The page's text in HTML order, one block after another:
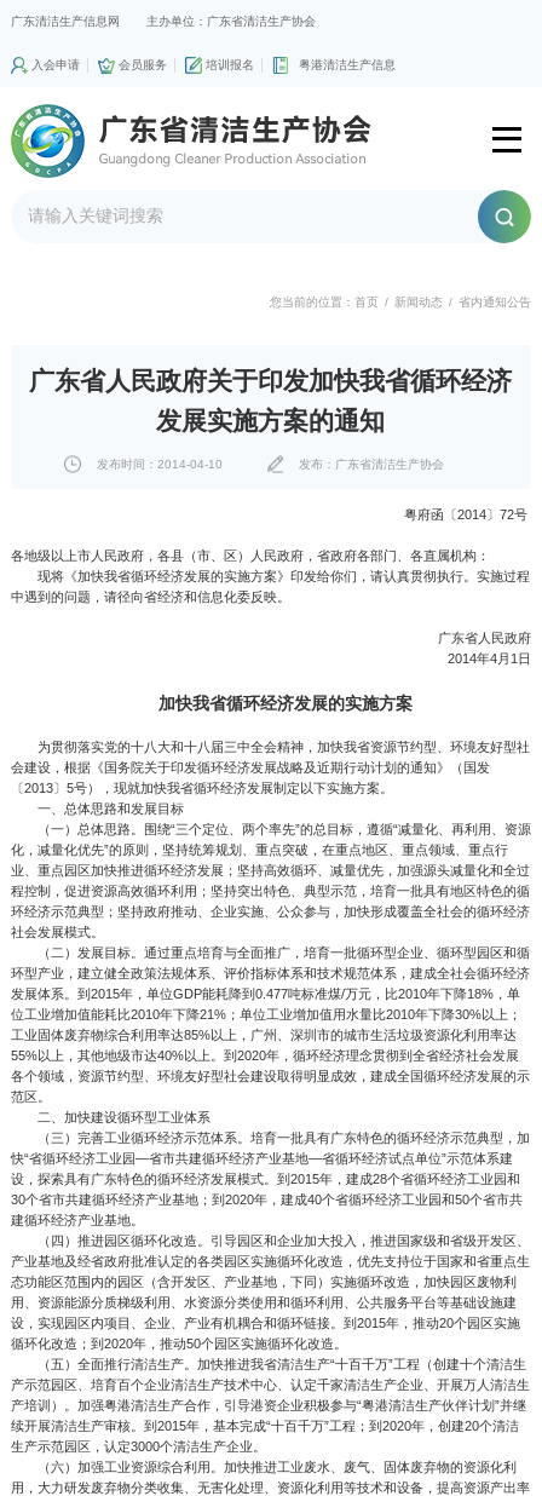
广东清洁生产信息网 主办单位：广东省清洁生产协会
入会申请 会员服务 培训报名 粤港清洁生产信息
您当前的位置：首页 / 新闻动态 / 省内通知公告
广东省人民政府关于印发加快我省循环经济
发展实施方案的通知
发布时间：2014-04-10 发布：广东省清洁生产协会
粤府函〔2014〕72号
各地级以上市人民政府，各县（市、区）人民政府，省政府各部门、各直属机构：
现将《加快我省循环经济发展的实施方案》印发给你们，请认真贯彻执行。实施过程
中遇到的问题，请径向省经济和信息化委反映。
广东省人民政府
2014年4月1日
加快我省循环经济发展的实施方案
为贯彻落实党的十八大和十八届三中全会精神，加快我省资源节约型、环境友好型社
会建设，根据《国务院关于印发循环经济发展战略及近期行动计划的通知》（国发
〔2013〕5号），现就加快我省循环经济发展制定以下实施方案。
一、总体思路和发展目标
（一）总体思路。围绕“三个定位、两个率先”的总目标，遵循“减量化、再利用、资源
化，减量化优先”的原则，坚持统筹规划、重点突破，在重点地区、重点领域、重点行
业、重点园区加快推进循环经济发展；坚持高效循环、减量优先，加强源头减量化和全过
程控制，促进资源高效循环利用；坚持突出特色、典型示范，培育一批具有地区特色的循
环经济示范典型；坚持政府推动、企业实施、公众参与，加快形成覆盖全社会的循环经济
社会发展模式。
（二）发展目标。通过重点培育与全面推广，培育一批循环型企业、循环型园区和循
环型产业，建立健全政策法规体系、评价指标体系和技术规范体系，建成全社会循环经济
发展体系。到2015年，单位GDP能耗降到0.477吨标准煤/万元，比2010年下降18%，单
位工业增加值能耗比2010年下降21%；单位工业增加值用水量比2010年下降30%以上；
工业固体废弃物综合利用率达85%以上，广州、深圳市的城市生活垃圾资源化利用率达
55%以上，其他地级市达40%以上。到2020年，循环经济理念贯彻到全省经济社会发展
各个领域，资源节约型、环境友好型社会建设取得明显成效，建成全国循环经济发展的示
范区。
二、加快建设循环型工业体系
（三）完善工业循环经济示范体系。培育一批具有广东特色的循环经济示范典型，加
快“省循环经济工业园—省市共建循环经济产业基地—省循环经济试点单位”示范体系建
设，探索具有广东特色的循环经济发展模式。到2015年，建成28个省循环经济工业园和
30个省市共建循环经济产业基地；到2020年，建成40个省循环经济工业园和50个省市共
建循环经济产业基地。
（四）推进园区循环化改造。引导园区和企业加大投入，推进国家级和省级开发区、
产业基地及经省政府批准认定的各类园区实施循环化改造，优先支持位于国家和省重点生
态功能区范围内的园区（含开发区、产业基地，下同）实施循环改造，加快园区废物利
用、资源能源分质梯级利用、水资源分类使用和循环利用、公共服务平台等基础设施建
设，实现园区内项目、企业、产业有机耦合和循环链接。到2015年，推动20个园区实施
循环化改造；到2020年，推动50个园区实施循环化改造。
（五）全面推行清洁生产。加快推进我省清洁生产“十百千万”工程（创建十个清洁生
产示范园区、培育百个企业清洁生产技术中心、认定千家清洁生产企业、开展万人清洁生
产培训）。加强粤港清洁生产合作，引导港资企业积极参与“粤港清洁生产伙伴计划”并继
续开展清洁生产审核。到2015年，基本完成“十百千万”工程；到2020年，创建20个清洁
生产示范园区，认定3000个清洁生产企业。
（六）加强工业资源综合利用。加快推进工业废水、废气、固体废弃物的资源化利
用，大力研发废弃物分类收集、无害化处理、资源化利用等技术和设备，提高资源产出率